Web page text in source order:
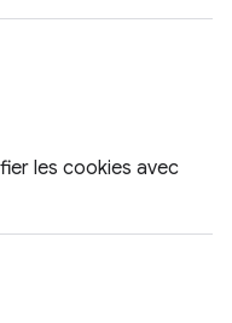
les cookies avec